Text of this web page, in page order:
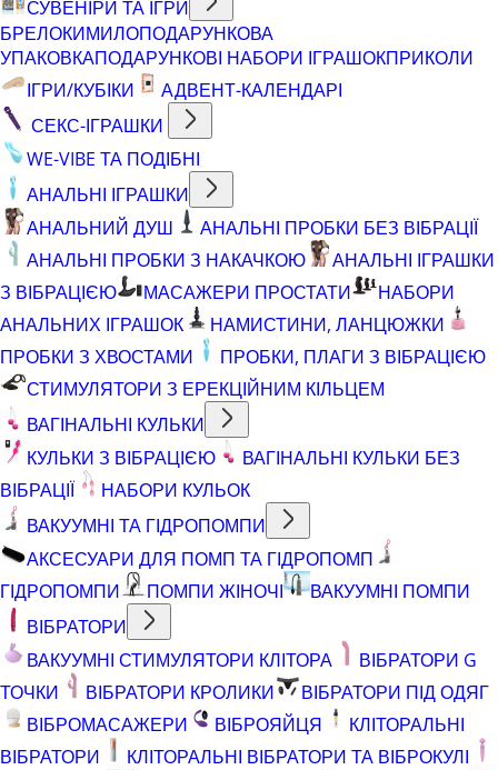
СУВЕНІРИ ТА ІГРИ
БРЕЛОКИМИЛОПОДАРУНКОВА
УПАКОВКАПОДАРУНКОВІ НАБОРИ ІГРАШОКПРИКОЛИ
ІГРИ/КУБІКИ
АДВЕНТ-КАЛЕНДАРІ
СЕКС-ІГРАШКИ
WE-VIBE ТА ПОДІБНІ
АНАЛЬНІ ІГРАШКИ
АНАЛЬНИЙ ДУШ
АНАЛЬНІ ПРОБКИ БЕЗ ВІБРАЦІЇ
АНАЛЬНІ ПРОБКИ З НАКАЧКОЮ
АНАЛЬНІ ІГРАШКИ
З ВІБРАЦІЄЮ
МАСАЖЕРИ ПРОСТАТИ
НАБОРИ
АНАЛЬНИХ ІГРАШОК
НАМИСТИНИ, ЛАНЦЮЖКИ
ПРОБКИ З ХВОСТАМИ
ПРОБКИ, ПЛАГИ З ВІБРАЦІЄЮ
СТИМУЛЯТОРИ З ЕРЕКЦІЙНИМ КІЛЬЦЕМ
ВАГІНАЛЬНІ КУЛЬКИ
КУЛЬКИ З ВІБРАЦІЄЮ
ВАГІНАЛЬНІ КУЛЬКИ БЕЗ
ВІБРАЦІЇ
НАБОРИ КУЛЬОК
ВАКУУМНІ ТА ГІДРОПОМПИ
АКСЕСУАРИ ДЛЯ ПОМП ТА ГІДРОПОМП
ГІДРОПОМПИ
ПОМПИ ЖІНОЧІ
ВАКУУМНІ ПОМПИ
ВІБРАТОРИ
ВАКУУМНІ СТИМУЛЯТОРИ КЛІТОРА
ВІБРАТОРИ G
ТОЧКИ
ВІБРАТОРИ КРОЛИКИ
ВІБРАТОРИ ПІД ОДЯГ
ВІБРОМАСАЖЕРИ
ВІБРОЯЙЦЯ
КЛІТОРАЛЬНІ
ВІБРАТОРИ
КЛІТОРАЛЬНІ ВІБРАТОРИ ТА ВІБРОКУЛІ